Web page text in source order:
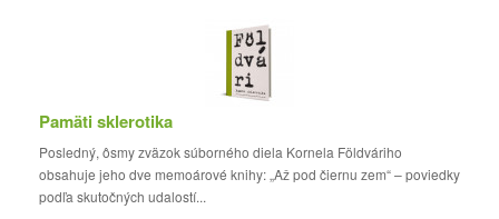
Pamäti sklerotika
Posledný, ôsmy zväzok súborného diela Kornela Földváriho
obsahuje jeho dve memoárové knihy: „Až pod čiernu zem“ – poviedky
podľa skutočných udalostí...